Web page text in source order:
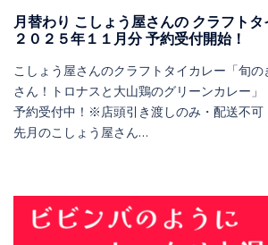
月替わり こしょう屋さんの クラフト
２０２５年１１月分 予約受付開始！
こしょう屋さんのクラフトタイカレー「旬の
さん！トロナスと大山鶏のグリーンカレー
予約受付中！※店頭引き渡しのみ・配送不可
先月のこしょう屋さん…